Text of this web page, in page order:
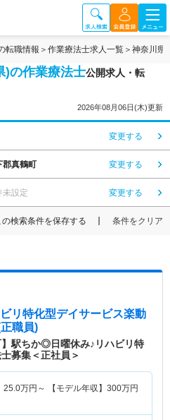
転職情報 作業療法士求人一覧 神奈川県
)の作業療法士公開求人・転
2026年08月06日(木)更新
変更する
郡真鶴町 変更する
未設定 変更する
の検索条件を保存する 条件をクリア
リ特化型デイサービス楽動
職員)
】駅ちか◎日曜休み♪リハビリ特
募集＜正社員＞
25.0万円～ 【モデル年収】 300万円